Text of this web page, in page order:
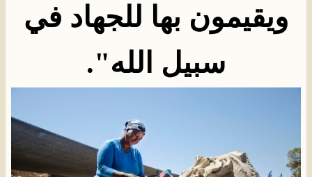
ويقيمون بها للجهاد في
سبيل الله".